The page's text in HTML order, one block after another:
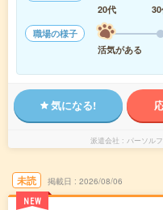
20代
職場の様子
活気がある
気になる!
派遣会社 パーソル
未読
NEW
掲載日 2026/08/06